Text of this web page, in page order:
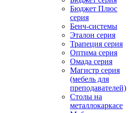
Бюджет Плюс
серия
Бенч-системы
Эталон серия
Трапеция серия
Оптима серия
Омада серия
Магистр серия
(мебель для
преподавателей)
Столы на
металлокаркасе